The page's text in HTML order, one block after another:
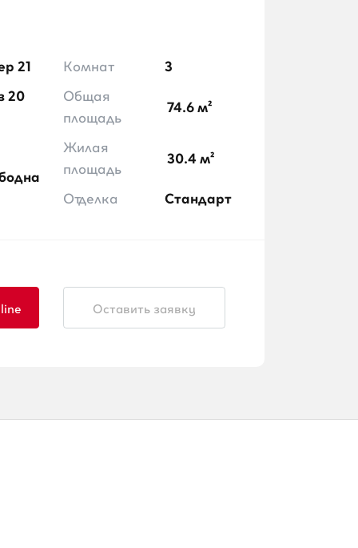
21
20
Комнат
3
Общая
площадь
74.6 м²
Жилая
площадь
30.4 м²
Отделка
Стандарт
Оставить заявку